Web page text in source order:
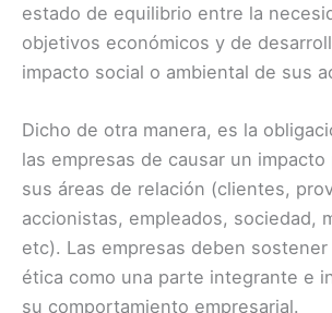
estado de equilibrio entre la
objetivos económicos y de
impacto social o ambiental de sus
Dicho de otra manera, es la
las empresas de causar un
sus áreas de relación (clientes,
accionistas, empleados, sociedad,
etc). Las empresas deben
ética como una parte integrante e
su comportamiento empresarial.